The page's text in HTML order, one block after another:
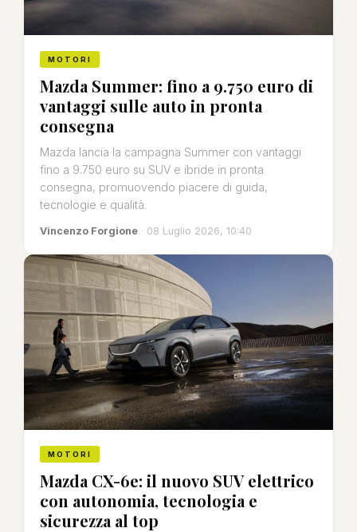
MOTORI
Mazda Summer: fino a 9.750 euro di
vantaggi sulle auto in pronta
consegna
Mazda lancia la campagna Summer con vantaggi
fino a 9.750 euro su SUV e ibride in pronta
consegna, promuovendo piacere di guida,
tecnologie e qualità.
Vincenzo Forgione · 08 Luglio 2026, 10:40
MOTORI
Mazda CX-6e: il nuovo SUV elettrico
con autonomia, tecnologia e
sicurezza al top